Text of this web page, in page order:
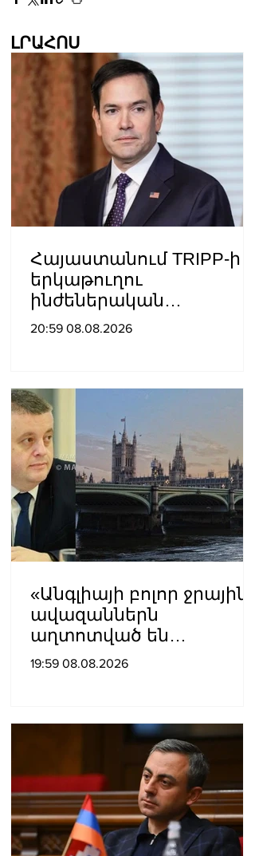
ԼՐԱՀՈՍ
Հայաստանում TRIPP-ի
երկաթուղու
ինժեներական
ուսումնասիրություններ
20:59 08.08.2026
«Անգլիայի բոլոր ջրային
ավազաններն
աղտոտված են
թունավոր քիմիական
19:59 08.08.2026